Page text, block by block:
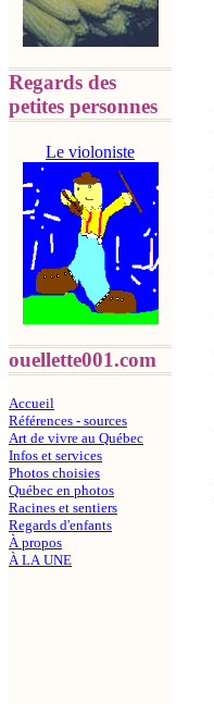
Regards des
petites personnes
Le violoniste
ouellette001.com
Accueil
Références - sources
Art de vivre au Québec
Infos et services
Photos choisies
Québec en photos
Racines et sentiers
Regards d'enfants
À propos
À LA UNE